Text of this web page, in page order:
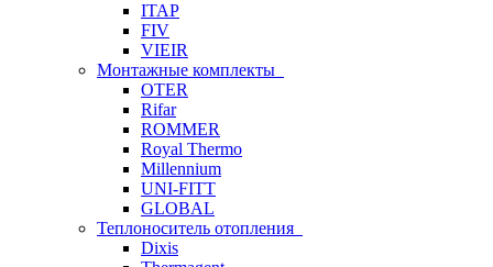
ITAP
FIV
VIEIR
Монтажные комплекты
OTER
Rifar
ROMMER
Royal Thermo
Millennium
UNI-FITT
GLOBAL
Теплоноситель отопления
Dixis